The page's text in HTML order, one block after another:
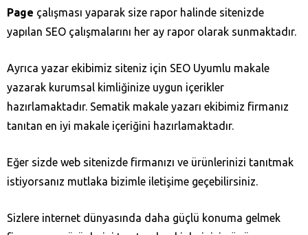
Page çalışması yaparak size rapor halinde sitenizde
yapılan SEO çalışmalarını her ay rapor olarak sunmaktadır.
Ayrıca yazar ekibimiz siteniz için SEO Uyumlu makale
yazarak kurumsal kimliğinize uygun içerikler
hazırlamaktadır. Sematik makale yazarı ekibimiz firmanız
tanıtan en iyi makale içeriğini hazırlamaktadır.
Eğer sizde web sitenizde firmanızı ve ürünlerinizi tanıtmak
istiyorsanız mutlaka bizimle iletişime geçebilirsiniz.
Sizlere internet dünyasında daha güçlü konuma gelmek